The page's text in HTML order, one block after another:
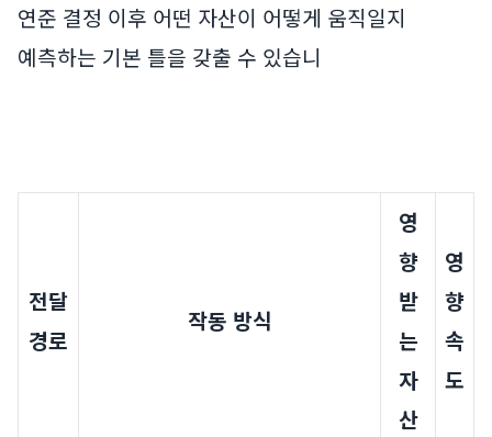
연준 결정 이후 어떤 자산이 어떻게 움직일지
예측하는 기본 틀을 갖출 수 있습니
전달
경로
작동 방식
영
향
받
는
자
산
영
향
속
도